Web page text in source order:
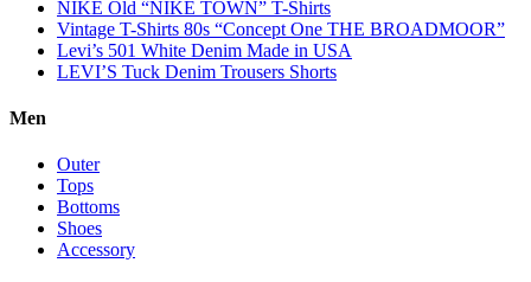
NIKE Old “NIKE TOWN” T-Shirts
Vintage T-Shirts 80s “Concept One THE BROADMOOR”
Levi’s 501 White Denim Made in USA
LEVI’S Tuck Denim Trousers Shorts
Men
Outer
Tops
Bottoms
Shoes
Accessory